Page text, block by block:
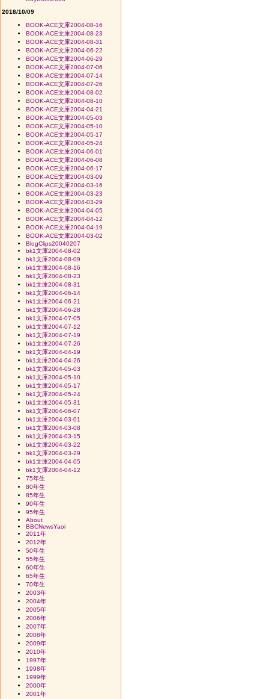
2018/10/09
BOOK-ACE文庫2004-08-16
BOOK-ACE文庫2004-08-23
BOOK-ACE文庫2004-08-31
BOOK-ACE文庫2004-06-22
BOOK-ACE文庫2004-06-29
BOOK-ACE文庫2004-07-06
BOOK-ACE文庫2004-07-14
BOOK-ACE文庫2004-07-26
BOOK-ACE文庫2004-08-02
BOOK-ACE文庫2004-08-10
BOOK-ACE文庫2004-04-21
BOOK-ACE文庫2004-05-03
BOOK-ACE文庫2004-05-10
BOOK-ACE文庫2004-05-17
BOOK-ACE文庫2004-05-24
BOOK-ACE文庫2004-06-01
BOOK-ACE文庫2004-06-08
BOOK-ACE文庫2004-06-17
BOOK-ACE文庫2004-03-09
BOOK-ACE文庫2004-03-16
BOOK-ACE文庫2004-03-23
BOOK-ACE文庫2004-03-29
BOOK-ACE文庫2004-04-05
BOOK-ACE文庫2004-04-12
BOOK-ACE文庫2004-04-19
BOOK-ACE文庫2004-03-02
BlogClips20040207
bk1文庫2004-08-02
bk1文庫2004-08-09
bk1文庫2004-08-16
bk1文庫2004-08-23
bk1文庫2004-08-31
bk1文庫2004-06-14
bk1文庫2004-06-21
bk1文庫2004-06-28
bk1文庫2004-07-05
bk1文庫2004-07-12
bk1文庫2004-07-19
bk1文庫2004-07-26
bk1文庫2004-04-19
bk1文庫2004-04-26
bk1文庫2004-05-03
bk1文庫2004-05-10
bk1文庫2004-05-17
bk1文庫2004-05-24
bk1文庫2004-05-31
bk1文庫2004-06-07
bk1文庫2004-03-01
bk1文庫2004-03-08
bk1文庫2004-03-15
bk1文庫2004-03-22
bk1文庫2004-03-29
bk1文庫2004-04-05
bk1文庫2004-04-12
75年生
80年生
85年生
90年生
95年生
About
BBCNewsYaoi
2011年
2012年
50年生
55年生
60年生
65年生
70年生
2003年
2004年
2005年
2006年
2007年
2008年
2009年
2010年
1997年
1998年
1999年
2000年
2001年